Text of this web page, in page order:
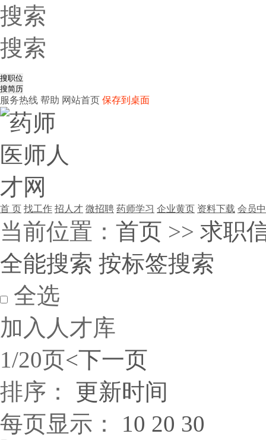
搜索
搜索
服务热线 帮助 网站首页 保存到桌面
首 页 找工作 招人才 微招聘 药师学习 企业黄页 资料下载 会员
当前位置： 首页 >> 求职
全能搜索 按标签搜索
全选
加入人才库
1/20页<下一页
排序：
更新时间
每页显示：
10 20 30